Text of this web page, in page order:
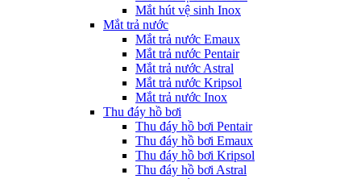
Mắt hút vệ sinh Inox
Mắt trả nước
Mắt trả nước Emaux
Mắt trả nước Pentair
Mắt trả nước Astral
Mắt trả nước Kripsol
Mắt trả nước Inox
Thu đáy hồ bơi
Thu đáy hồ bơi Pentair
Thu đáy hồ bơi Emaux
Thu đáy hồ bơi Kripsol
Thu đáy hồ bơi Astral